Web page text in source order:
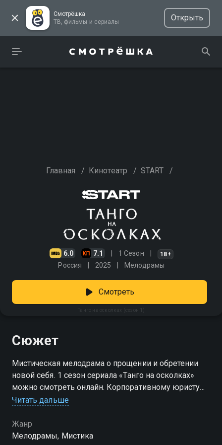
Смотрёшка
ТВ, фильмы и сериалы
Открыть
Главная / Кинотеатр / START /
6.0 7.1 1 Сезон 18+
Россия 2025 Мелодрамы
Танго на осколках (сезон 1)
Смотреть
Сюжет
Мистическая мелодрама о прощении и обретении
новой себя. 1 сезон сериала «Танго на осколках»
можно смотреть онлайн. Корпоративному юристу
Норе нет равных. Она знает, как спасти
клиентов. Суровая на работе женщина непреклонна
и в личной жизни. Героиня строга к себе, сыну-
Читать дальше
Жанр
Мелодрамы, Мистика